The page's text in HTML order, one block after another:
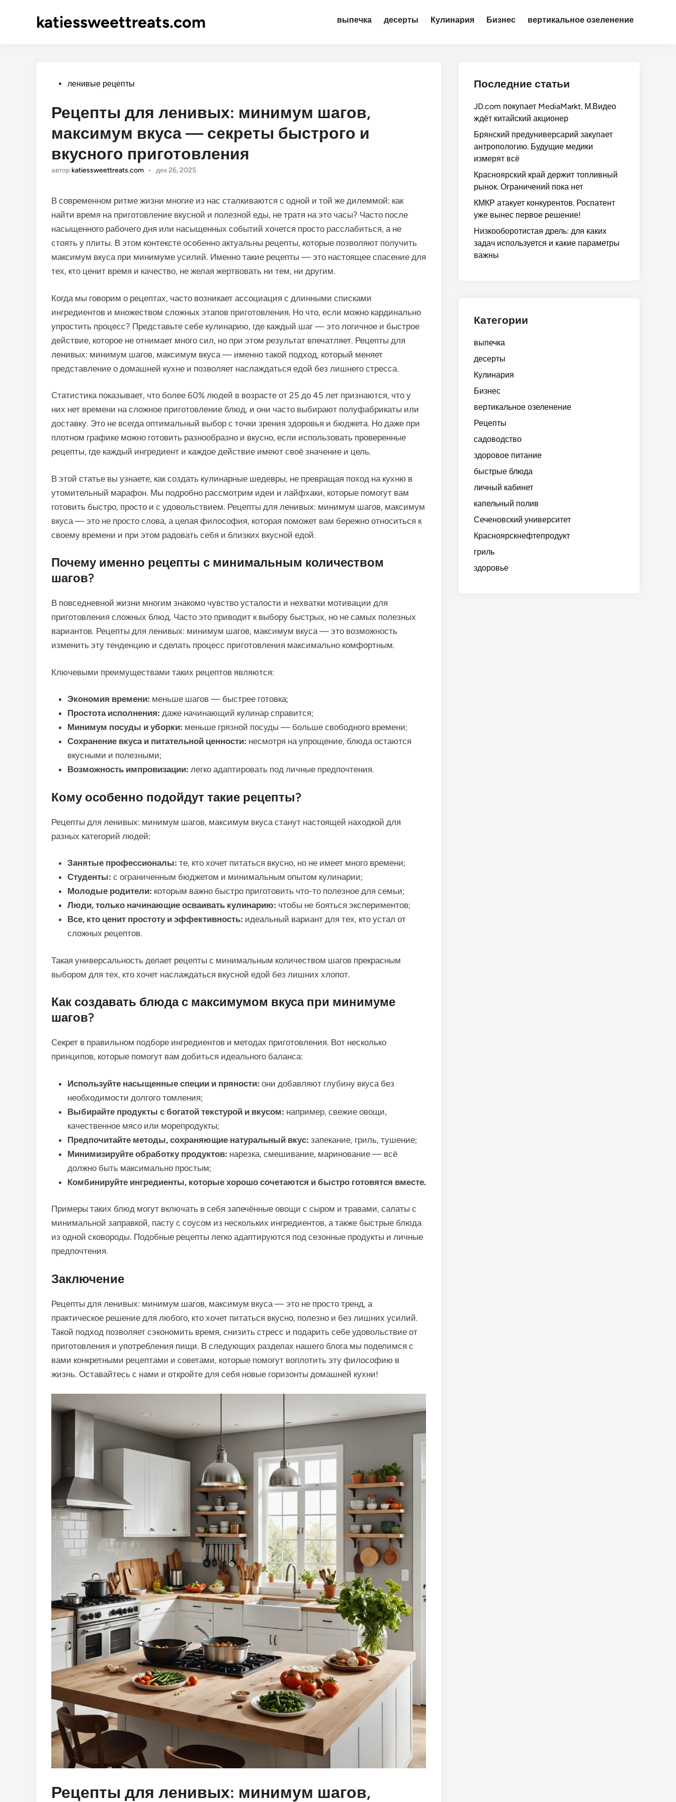
katiessweettreats.com выпечка десерты Кулинария Бизнес вертикальное озеленение
Опубликовано
ленивые рецепты
Рецепты для ленивых: минимум шагов,
максимум вкуса — секреты быстрого и
вкусного приготовления
автор katiessweettreats.com • дек 26, 2025
В современном ритме жизни многие из нас сталкиваются с одной и той же дилеммой: как
найти время на приготовление вкусной и полезной еды, не тратя на это часы? Часто после
насыщенного рабочего дня или насыщенных событий хочется просто расслабиться, а не
стоять у плиты. В этом контексте особенно актуальны рецепты, которые позволяют получить
максимум вкуса при минимуме усилий. Именно такие рецепты — это настоящее спасение для
тех, кто ценит время и качество, не желая жертвовать ни тем, ни другим.
Когда мы говорим о рецептах, часто возникает ассоциация с длинными списками
ингредиентов и множеством сложных этапов приготовления. Но что, если можно кардинально
упростить процесс? Представьте себе кулинарию, где каждый шаг — это логичное и быстрое
действие, которое не отнимает много сил, но при этом результат впечатляет. Рецепты для
ленивых: минимум шагов, максимум вкуса — именно такой подход, который меняет
представление о домашней кухне и позволяет наслаждаться едой без лишнего стресса.
Статистика показывает, что более 60% людей в возрасте от 25 до 45 лет признаются, что у
них нет времени на сложное приготовление блюд, и они часто выбирают полуфабрикаты или
доставку. Это не всегда оптимальный выбор с точки зрения здоровья и бюджета. Но даже при
плотном графике можно готовить разнообразно и вкусно, если использовать проверенные
рецепты, где каждый ингредиент и каждое действие имеют своё значение и цель.
В этой статье вы узнаете, как создать кулинарные шедевры, не превращая поход на кухню в
утомительный марафон. Мы подробно рассмотрим идеи и лайфхаки, которые помогут вам
готовить быстро, просто и с удовольствием. Рецепты для ленивых: минимум шагов, максимум
вкуса — это не просто слова, а целая философия, которая поможет вам бережно относиться к
своему времени и при этом радовать себя и близких вкусной едой.
Почему именно рецепты с минимальным количеством
шагов?
В повседневной жизни многим знакомо чувство усталости и нехватки мотивации для
приготовления сложных блюд. Часто это приводит к выбору быстрых, но не самых полезных
вариантов. Рецепты для ленивых: минимум шагов, максимум вкуса — это возможность
изменить эту тенденцию и сделать процесс приготовления максимально комфортным.
Ключевыми преимуществами таких рецептов являются:
Экономия времени: меньше шагов — быстрее готовка;
Простота исполнения: даже начинающий кулинар справится;
Минимум посуды и уборки: меньше грязной посуды — больше свободного времени;
Сохранение вкуса и питательной ценности: несмотря на упрощение, блюда остаются
вкусными и полезными;
Возможность импровизации: легко адаптировать под личные предпочтения.
Кому особенно подойдут такие рецепты?
Рецепты для ленивых: минимум шагов, максимум вкуса станут настоящей находкой для
разных категорий людей:
Занятые профессионалы: те, кто хочет питаться вкусно, но не имеет много времени;
Студенты: с ограниченным бюджетом и минимальным опытом кулинарии;
Молодые родители: которым важно быстро приготовить что-то полезное для семьи;
Люди, только начинающие осваивать кулинарию: чтобы не бояться экспериментов;
Все, кто ценит простоту и эффективность: идеальный вариант для тех, кто устал от
сложных рецептов.
Такая универсальность делает рецепты с минимальным количеством шагов прекрасным
выбором для тех, кто хочет наслаждаться вкусной едой без лишних хлопот.
Как создавать блюда с максимумом вкуса при минимуме
шагов?
Секрет в правильном подборе ингредиентов и методах приготовления. Вот несколько
принципов, которые помогут вам добиться идеального баланса:
Используйте насыщенные специи и пряности: они добавляют глубину вкуса без
необходимости долгого томления;
Выбирайте продукты с богатой текстурой и вкусом: например, свежие овощи,
качественное мясо или морепродукты;
Предпочитайте методы, сохраняющие натуральный вкус: запекание, гриль, тушение;
Минимизируйте обработку продуктов: нарезка, смешивание, маринование — всё
должно быть максимально простым;
Комбинируйте ингредиенты, которые хорошо сочетаются и быстро готовятся вместе.
Примеры таких блюд могут включать в себя запечённые овощи с сыром и травами, салаты с
минимальной заправкой, пасту с соусом из нескольких ингредиентов, а также быстрые блюда
из одной сковороды. Подобные рецепты легко адаптируются под сезонные продукты и личные
предпочтения.
Заключение
Рецепты для ленивых: минимум шагов, максимум вкуса — это не просто тренд, а
практическое решение для любого, кто хочет питаться вкусно, полезно и без лишних усилий.
Такой подход позволяет сэкономить время, снизить стресс и подарить себе удовольствие от
приготовления и употребления пищи. В следующих разделах нашего блога мы поделимся с
вами конкретными рецептами и советами, которые помогут воплотить эту философию в
жизнь. Оставайтесь с нами и откройте для себя новые горизонты домашней кухни!
Рецепты для ленивых: минимум шагов,
Последние статьи
JD.com покупает MediaMarkt. М.Видео
ждёт китайский акционер
Брянский предуниверсарий закупает
антропологию. Будущие медики
измерят всё
Красноярский край держит топливный
рынок. Ограничений пока нет
КМКР атакует конкурентов. Роспатент
уже вынес первое решение!
Низкооборотистая дрель: для каких
задач используется и какие параметры
важны
Категории
выпечка
десерты
Кулинария
Бизнес
вертикальное озеленение
Рецепты
садоводство
здоровое питание
быстрые блюда
личный кабинет
капельный полив
Сеченовский университет
Красноярскнефтепродукт
гриль
здоровье